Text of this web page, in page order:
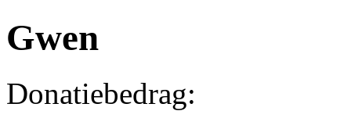
Gwen
Donatiebedrag: